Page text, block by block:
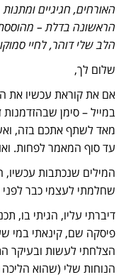
האורחים, חגיגיים
הראשונה בדלת –
הלב שלי דוהר, לחיי
שלום לך,
אם את קוראת עכשיו את
במייל – סימן
מאד לשתף אתכם בזה,
עד סוף המאמר לפחות.
המילים שנכתבות
שחלמתי לעצמי כבר
דיברתי עליו, הגיתי בו,
פיסקה שם, קינאתי במי
הצלחתי לעשות ובעיקר
הנוחות שלי (שהוא